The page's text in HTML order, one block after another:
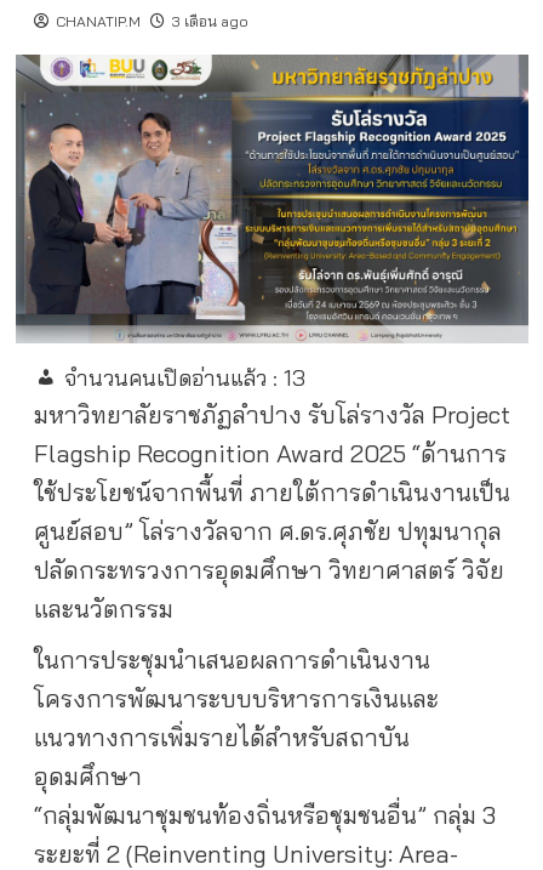
CHANATIP.M 3 เดือน ago
จำนวนคนเปิดอ่านแล้ว : 13
มหาวิทยาลัยราชภัฏลำปาง รับโล่รางวัล Project
Flagship Recognition Award 2025 “ด้านการ
ใช้ประโยชน์จากพื้นที่ ภายใต้การดำเนินงานเป็น
ศูนย์สอบ” โล่รางวัลจาก ศ.ดร.ศุภชัย ปทุมนากุล
ปลัดกระทรวงการอุดมศึกษา วิทยาศาสตร์ วิจัย
และนวัตกรรม
ในการประชุมนำเสนอผลการดำเนินงาน
โครงการพัฒนาระบบบริหารการเงินและ
แนวทางการเพิ่มรายได้สำหรับสถาบัน
อุดมศึกษา
“กลุ่มพัฒนาชุมชนท้องถิ่นหรือชุมชนอื่น” กลุ่ม 3
ระยะที่ 2 (Reinventing University: Area-